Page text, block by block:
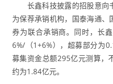
长鑫科技披露的招股意向
为保荐承销机构，国泰海通、
券为联合承销商。同时，长
6%/（1+6%），超募部分为
募集资金总额295亿元测算，
约为1.84亿元。